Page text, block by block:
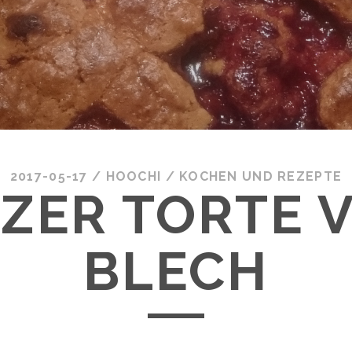
2017-05-17 / HOOCHI / KOCHEN UND REZEPTE
TORTE
BLECH